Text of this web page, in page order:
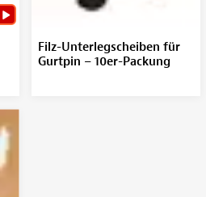
Filz-Unterlegscheiben für
Gurtpin – 10er-Packung